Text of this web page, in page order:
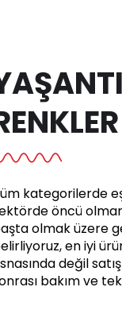
kategorilerde
öncü
olmak üzere
en iyi
değil
bakım ve